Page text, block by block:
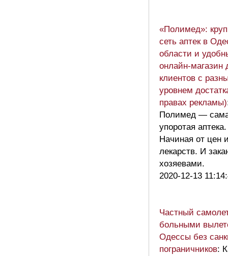
«Полимед»:
сеть аптек в
области и
онлайн-магазин
клиентов с
уровнем
правах рекламы)
Полимед —
упоротая аптека.
Начиная от цен
лекарств. И
хозяевами.
2020-12-13
Частный
больными
Одессы без
пограничников: